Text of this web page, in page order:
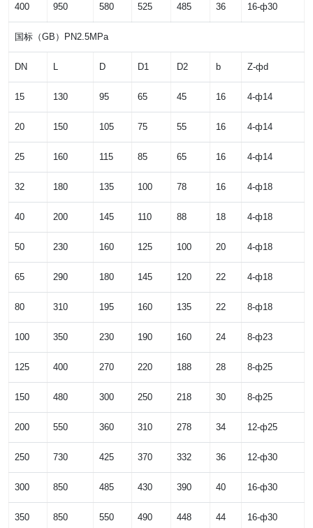
400 950 580 525 485 36 16-ф30
国标（GB）PN2.5MPa
DN D D1 D2 b Z-фd
15 130 95 65 45 16 4-ф14
20 150 105 75 55 16 4-ф14
25 160 115 85 65 16 4-ф14
32 180 135 100 78 16 4-ф18
40 200 145 110 88 18 4-ф18
50 230 160 125 100 20 4-ф18
65 290 180 145 120 22 4-ф18
80 310 195 160 135 22 8-ф18
100 350 230 190 160 24 8-ф23
125 400 270 220 188 28 8-ф25
150 480 300 250 218 30 8-ф25
200 550 360 310 278 34 12-ф25
250 730 425 370 332 36 12-ф30
300 850 485 430 390 40 16-ф30
350 850 550 490 448 44 16-ф30